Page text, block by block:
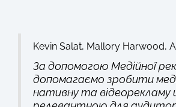
Kevin Salat, Mallory Harwood,
За допомогою Медійної
допомагаємо зробити
нативну та відеорекламу